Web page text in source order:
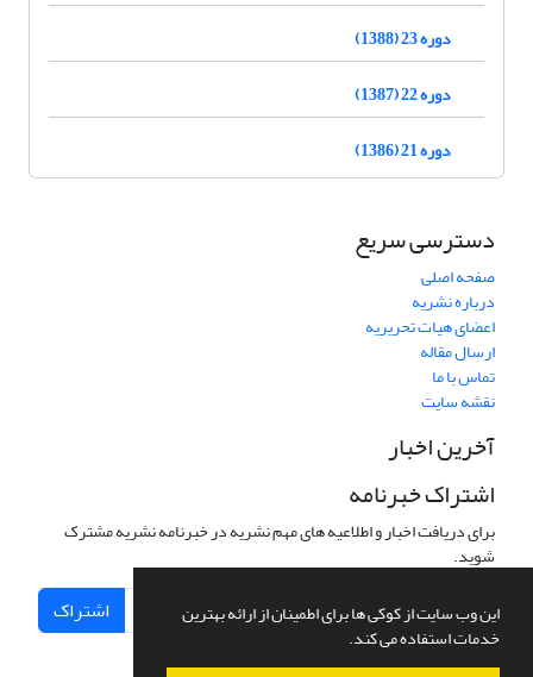
این وب سایت از کوکی ها برای اطمینان از ارائه بهترین
خدمات استفاده می کند.
دوره 23 (1388)
دوره 22 (1387)
دوره 21 (1386)
دسترسی سریع
صفحه اصلی
درباره نشریه
اعضای هیات تحریریه
ارسال مقاله
تماس با ما
نقشه سایت
آخرین اخبار
اشتراک خبرنامه
برای دریافت اخبار و اطلاعیه های مهم نشریه در خبرنامه نشریه مشترک
شوید.
اشتراک